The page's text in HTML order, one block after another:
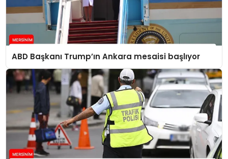
ABD Başkanı Trump’ın Ankara mesaisi başlıyor